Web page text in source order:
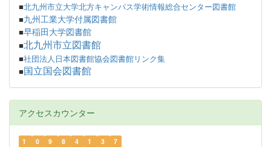
■北九州市立大学北方キャンパス学術情報総合センター図書館
■九州工業大学付属図書館
■早稲田大学図書館
■北九州市立図書館
■社団法人日本図書館協会図書館リンク集
■ 国立国会図書館
アクセスカウンター
1 0 9 8 4 1 3 7